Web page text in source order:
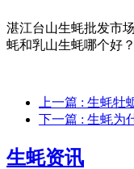
湛江台山生蚝批发市
蚝和乳山生蚝哪个好？
上一篇 : 生蚝牡
下一篇 : 生蚝为
生蚝资讯